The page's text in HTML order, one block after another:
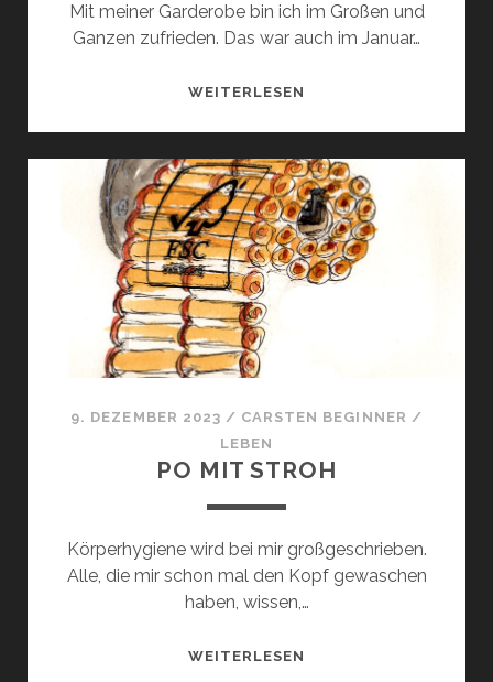
Mit meiner Garderobe bin ich im Großen und
Ganzen zufrieden. Das war auch im Januar…
WEITERLESEN
9. DEZEMBER 2023 / CARSTEN BEGINNER /
LEBEN
PO MIT STROH
Körperhygiene wird bei mir großgeschrieben.
Alle, die mir schon mal den Kopf gewaschen
haben, wissen,…
WEITERLESEN